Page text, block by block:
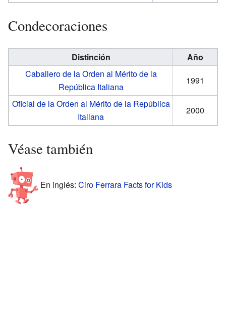
Condecoraciones
Distinción
Año
Caballero de la Orden al Mérito de la
República Italiana
1991
Oficial de la Orden al Mérito de la República
Italiana
2000
Véase también
En inglés: Ciro Ferrara Facts for Kids